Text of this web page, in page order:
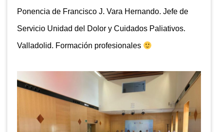
Ponencia de Francisco J. Vara Hernando. Jefe de
Servicio Unidad del Dolor y Cuidados Paliativos.
Valladolid. Formación profesionales